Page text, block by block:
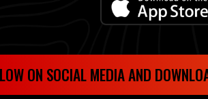
ON SOCIAL MEDIA AND DOWNLOAD